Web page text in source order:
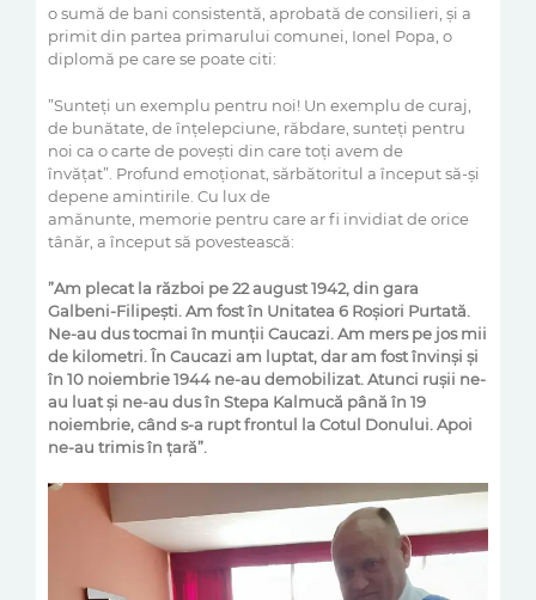
o sumă de bani consistentă, aprobată de consilieri, și a
primit din partea primarului comunei, Ionel Popa, o
diplomă pe care se poate citi:
”Sunteți un exemplu pentru noi! Un exemplu de curaj,
de bunătate, de înțelepciune, răbdare, sunteți pentru
noi ca o carte de povești din care toți avem de
învățat”. Profund emoționat, sărbătoritul a început să-și
depene amintirile. Cu lux de
amănunte, memorie pentru care ar fi invidiat de orice
tânăr, a început să povestească:
”Am plecat la război pe 22 august 1942, din gara
Galbeni-Filipești. Am fost în Unitatea 6 Roșiori Purtată.
Ne-au dus tocmai în munții Caucazi. Am mers pe jos mii
de kilometri. În Caucazi am luptat, dar am fost învinși și
în 10 noiembrie 1944 ne-au demobilizat. Atunci rușii ne-
au luat și ne-au dus în Stepa Kalmucă până în 19
noiembrie, când s-a rupt frontul la Cotul Donului. Apoi
ne-au trimis în țară”.